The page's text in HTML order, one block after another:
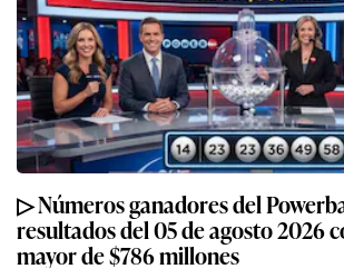
▷ Números ganadores del
resultados del 05 de agosto 2026
mayor de $786 millones